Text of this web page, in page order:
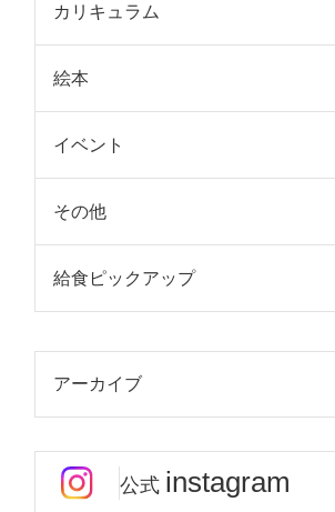
カリキュラム
絵本
イベント
その他
給食ピックアップ
アーカイブ
公式 instagram